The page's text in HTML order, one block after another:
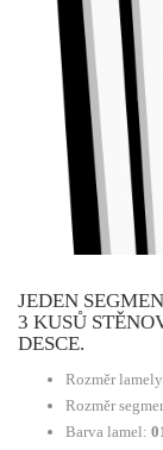
JEDEN
3 KUSŮ
DESCE.
Rozměr
Rozměr
Barva lamel: